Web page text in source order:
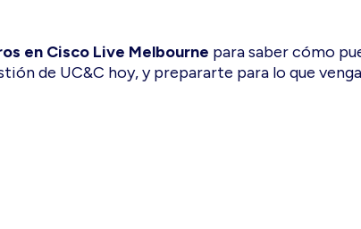
en Cisco Live Melbourne para saber cómo
de UC&C hoy, y prepararte para lo que venga